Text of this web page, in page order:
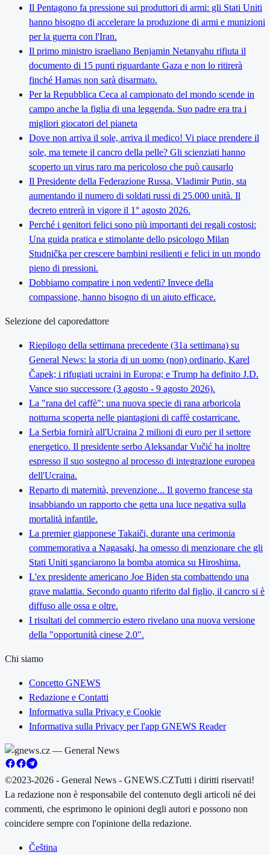
Il Pentagono fa pressione sui produttori di armi: gli Stati Uniti
hanno bisogno di accelerare la produzione di armi e munizioni
per la guerra con l'Iran.
Il primo ministro israeliano Benjamin Netanyahu rifiuta il
documento di 15 punti riguardante Gaza e non lo ritirerà
finché Hamas non sarà disarmato.
Per la Repubblica Ceca al campionato del mondo scende in
campo anche la figlia di una leggenda. Suo padre era tra i
migliori giocatori del pianeta
Dove non arriva il sole, arriva il medico! Vi piace prendere il
sole, ma temete il cancro della pelle? Gli scienziati hanno
scoperto un virus raro ma pericoloso che può causarlo
Il Presidente della Federazione Russa, Vladimir Putin, sta
aumentando il numero di soldati russi di 25.000 unità. Il
decreto entrerà in vigore il 1° agosto 2026.
Perché i genitori felici sono più importanti dei regali costosi:
Una guida pratica e stimolante dello psicologo Milan
Studnička per crescere bambini resilienti e felici in un mondo
pieno di pressioni.
Dobbiamo compatire i non vedenti? Invece della
compassione, hanno bisogno di un aiuto efficace.
Selezione del caporedattore
Riepilogo della settimana precedente (31a settimana) su
General News: la storia di un uomo (non) ordinario, Karel
Čapek; i rifugiati ucraini in Europa; e Trump ha definito J.D.
Vance suo successore (3 agosto - 9 agosto 2026).
La "rana del caffè": una nuova specie di rana arboricola
notturna scoperta nelle piantagioni di caffè costarricane.
La Serbia fornirà all'Ucraina 2 milioni di euro per il settore
energetico. Il presidente serbo Aleksandar Vučić ha inoltre
espresso il suo sostegno al processo di integrazione europea
dell'Ucraina.
Reparto di maternità, prevenzione... Il governo francese sta
insabbiando un rapporto che getta una luce negativa sulla
mortalità infantile.
La premier giapponese Takaiči, durante una cerimonia
commemorativa a Nagasaki, ha omesso di menzionare che gli
Stati Uniti sganciarono la bomba atomica su Hiroshima.
L'ex presidente americano Joe Biden sta combattendo una
grave malattia. Secondo quanto riferito dal figlio, il cancro si è
diffuso alle ossa e oltre.
I risultati del commercio estero rivelano una nuova versione
della "opportunità cinese 2.0".
Chi siamo
Concetto GNEWS
Redazione e Contatti
Informativa sulla Privacy e Cookie
Informativa sulla Privacy per l'app GNEWS Reader
©2023-2026 - General News - GNEWS.CZTutti i diritti riservati!
La redazione non è responsabile del contenuto degli articoli né dei
commenti, che esprimono le opinioni degli autori e possono non
coincidere sempre con l'opinione della redazione.
Čeština